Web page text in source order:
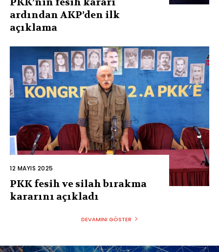
ardından AKP’den ilk
açıklama
12 MAYIS 2025
PKK fesih ve silah bırakma
kararını açıkladı
DEVAMINI GÖSTER